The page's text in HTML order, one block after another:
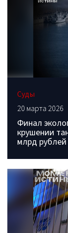
Суды
20 марта 2026
Финал
крушении
млрд рублей